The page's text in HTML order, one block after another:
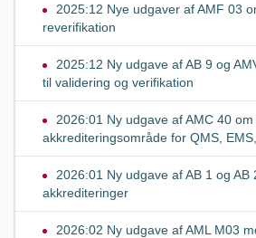
2025:12 Nye udgaver af AMF 03
reverifikation
2025:12 Ny udgave af AB 9 og
til validering og verifikation
2026:01 Ny udgave af AMC 40
akkrediteringsområde for QMS,
2026:01 Ny udgave af AB 1 og
akkrediteringer
2026:02 Ny udgave af AML M03